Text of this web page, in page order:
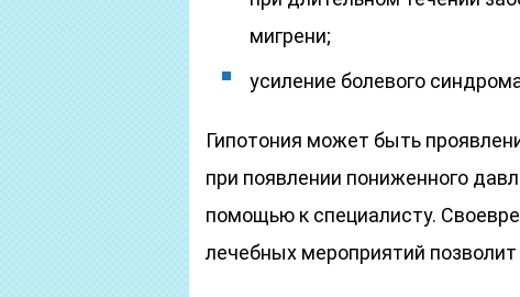
мигрени;
усиление болевого
Гипотония может быть
при появлении пониженного
помощью к специалисту.
лечебных мероприятий